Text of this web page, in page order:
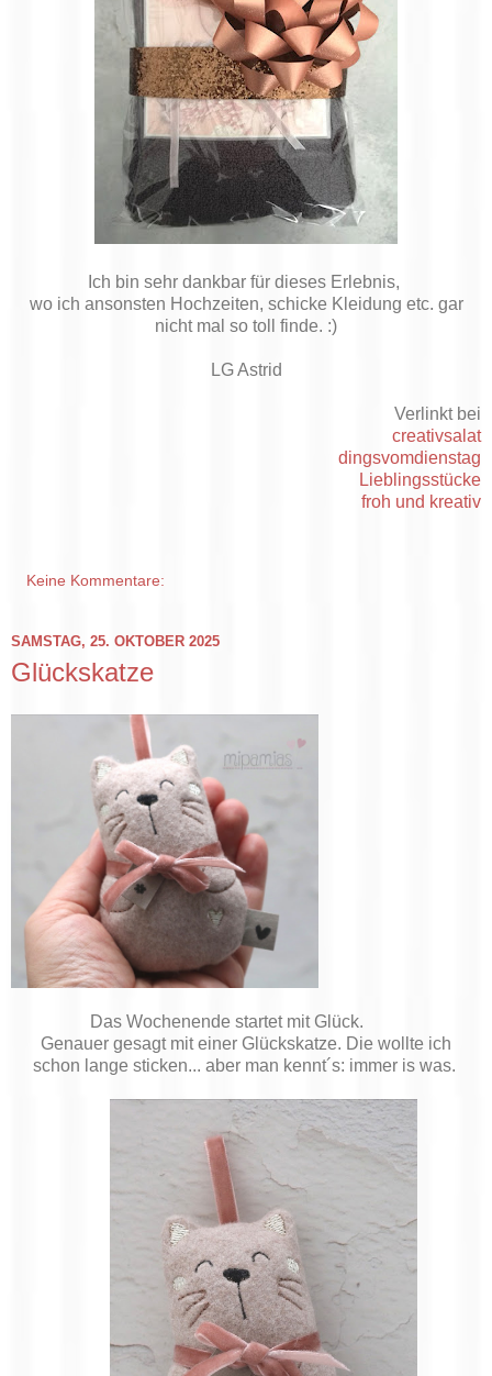
Ich bin sehr dankbar für dieses Erlebnis,
wo ich ansonsten Hochzeiten, schicke Kleidung etc. gar
nicht mal so toll finde. :)
LG Astrid
Verlinkt bei
creativsalat
dingsvomdienstag
Lieblingsstücke
froh und kreativ
Keine Kommentare:
SAMSTAG, 25. OKTOBER 2025
Glückskatze
Das Wochenende startet mit Glück.
Genauer gesagt mit einer Glückskatze. Die wollte ich
schon lange sticken... aber man kennt´s: immer is was.